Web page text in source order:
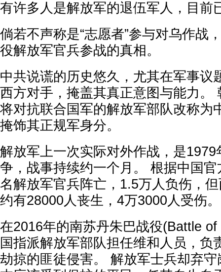
有许多人是解放军的退伍军人，目前
倘若不声称是“志愿者”参与对乌作战
役解放军官兵参战的真相。
中共说谎的历史悠久，尤其在军事议
西方对手，掩盖其真正意图与能力。
将对抗联合国军的解放军部队改称为
掩饰其正规军身分。
解放军上一次实际对外作战，是
争，战事持续约一个月。 根据中国
名解放军官兵阵亡，1.5万人负伤，
约有28000人丧生，4万3000人受伤。
在2016年的南苏丹朱巴战役(Battle
国指派解放军部队担任维和人员，负
劫掠的匪徒侵害。 解放军士兵却弃